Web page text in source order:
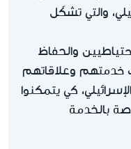
والتي تشكّل
والحفاظ
خدمتهم وعلاقاتهم
كي يتمكنوا
بالخدمة